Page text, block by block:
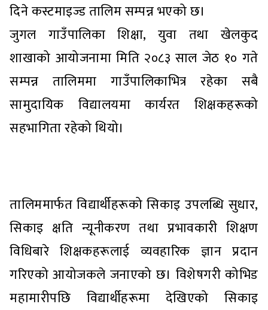
दिने कस्टमाइज्ड तालिम सम्पन्न भएको छ।
जुगल गाउँपालिका शिक्षा, युवा तथा खेलकुद
शाखाको आयोजनामा मिति २०८३ साल जेठ १० गते
सम्पन्न तालिममा गाउँपालिकाभित्र रहेका सबै
सामुदायिक विद्यालयमा कार्यरत शिक्षकहरूको
सहभागिता रहेको थियो।
तालिममार्फत विद्यार्थीहरूको सिकाइ उपलब्धि सुधार,
सिकाइ क्षति न्यूनीकरण तथा प्रभावकारी शिक्षण
विधिबारे शिक्षकहरूलाई व्यवहारिक ज्ञान प्रदान
गरिएको आयोजकले जनाएको छ। विशेषगरी कोभिड
महामारीपछि विद्यार्थीहरूमा देखिएको सिकाइ